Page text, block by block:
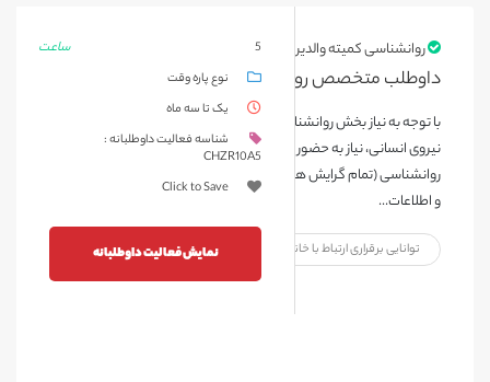
روانشناسی کمیته والدین
داوطلب متخصص روانشناسی
با توجه به نیاز بخش روانشناسی در جهت حمایت از ذیربطان و محدودیت
نیروی انسانی، نیاز به حضور و همراهی داوطلبانی که در حیطه ی
روانشناسی (تمام گرایش ها) و مشاوره (تمام گرایش ها)، تحصیل کرده اند
و اطلاعات...
توانایی برقراری ارتباط با خانواده بیمار
ساعت
5
نوع پاره وقت
یک تا سه ماه
شناسه فعالیت داوطلبانه :
CHZR10A5
Click to Save
نمایش فعالیت داوطلبانه